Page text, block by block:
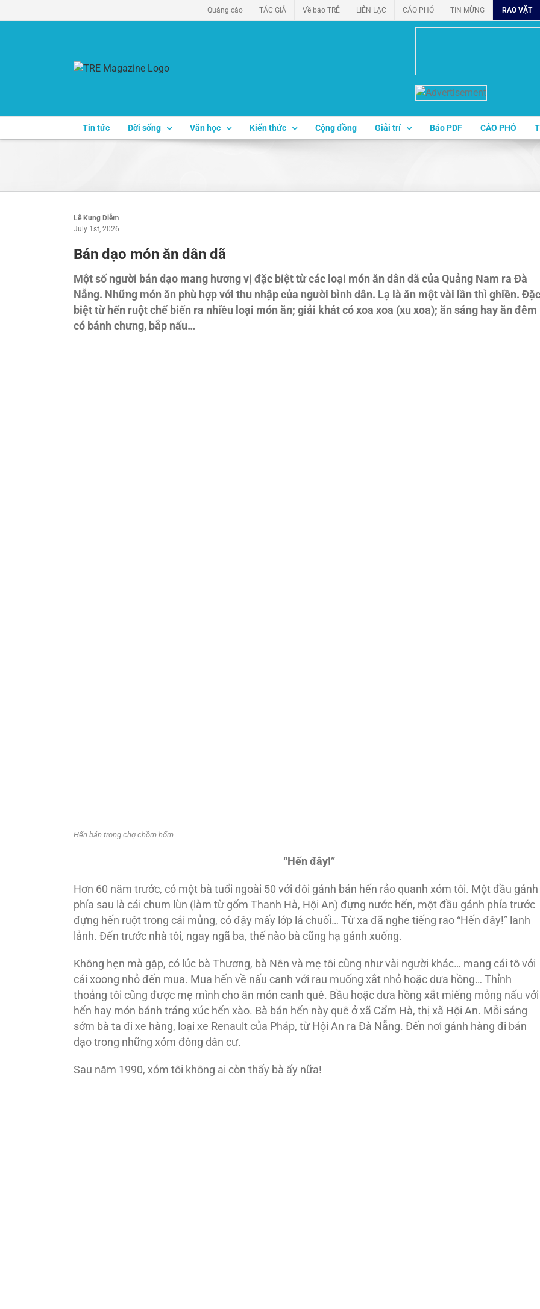
to
Quảng cáo TÁC GIẢ Về báo TRẺ LIÊN LẠC CÁO PHÓ TIN MỪNG RAO VẶT
Tin tức Đời sống Văn học Kiến thức Cộng đồng Giải trí Báo PDF CÁO PHÓ
Lê Kung Diễm
July 1st, 2026
Bán dạo món ăn dân dã
Một số người bán dạo mang hương vị đặc biệt từ các loại món ăn dân dã của Quảng Nam ra Đà
Nẵng. Những món ăn phù hợp với thu nhập của người bình dân. Lạ là ăn một vài lần thì ghiền. Đặc
biệt từ hến ruột chế biến ra nhiều loại món ăn; giải khát có xoa xoa (xu xoa); ăn sáng hay ăn đêm
có bánh chưng, bắp nấu…
Hến bán trong chợ chồm hổm
“Hến đây!”
Hơn 60 năm trước, có một bà tuổi ngoài 50 với đôi gánh bán hến rảo quanh xóm tôi. Một đầu gánh
phía sau là cái chum lùn (làm từ gốm Thanh Hà, Hội An) đựng nước hến, một đầu gánh phía trước
đựng hến ruột trong cái mủng, có đậy mấy lớp lá chuối… Từ xa đã nghe tiếng rao “Hến đây!” lanh
lảnh. Đến trước nhà tôi, ngay ngã ba, thế nào bà cũng hạ gánh xuống.
Không hẹn mà gặp, có lúc bà Thương, bà Nên và mẹ tôi cũng như vài người khác… mang cái tô với
cái xoong nhỏ đến mua. Mua hến về nấu canh với rau muống xắt nhỏ hoặc dưa hồng… Thỉnh
thoảng tôi cũng được mẹ mình cho ăn món canh quê. Bầu hoặc dưa hồng xắt miếng mỏng nấu với
hến hay món bánh tráng xúc hến xào. Bà bán hến này quê ở xã Cẩm Hà, thị xã Hội An. Mỗi sáng
sớm bà ta đi xe hàng, loại xe Renault của Pháp, từ Hội An ra Đà Nẵng. Đến nơi gánh hàng đi bán
dạo trong những xóm đông dân cư.
Sau năm 1990, xóm tôi không ai còn thấy bà ấy nữa!